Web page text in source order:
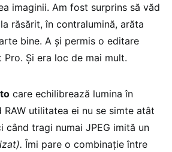
imaginii. Am fost surprins să văd
răsărit, în contralumină, arăta
bine. A și permis o editare
Pro. Și era loc de mai mult.
care echilibrează lumina în
utilitatea ei nu se simte atât
când tragi numai JPEG imită un
Îmi pare o combinație între